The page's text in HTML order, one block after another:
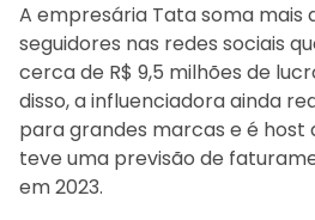
A empresária Tata soma mais
seguidores nas redes sociais
cerca de R$ 9,5 milhões de
disso, a influenciadora ainda
para grandes marcas e é host
teve uma previsão de
em 2023.